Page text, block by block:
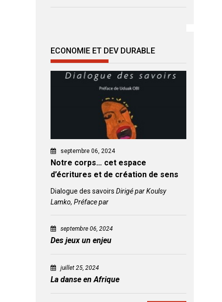
ECONOMIE ET DEV DURABLE
septembre 06, 2024
Notre corps… cet espace
d’écritures et de création de sens
Dialogue des savoirs Dirigé par Koulsy
Lamko, Préface par
septembre 06, 2024
Des jeux un enjeu
juillet 25, 2024
La danse en Afrique